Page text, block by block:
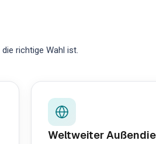
richtige Wahl ist.
Weltweiter